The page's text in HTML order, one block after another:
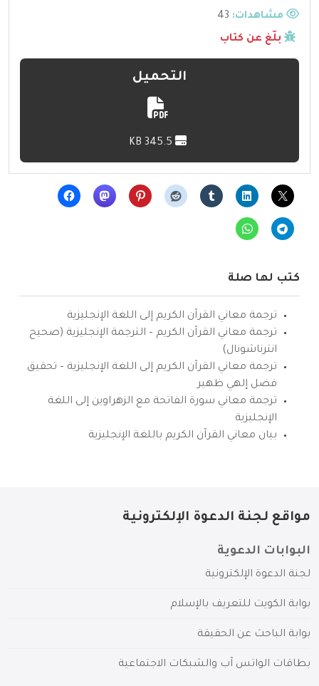
مشاهدات:
بلّغ عن كتاب
التحميل
كتب لها صلة
ترجمة معاني القرآن الكريم إلى اللغة الإنجليزية
ترجمة معاني القرآن الكريم – الترجمة الإنجليزية (صحيح
انترناشونال)
ترجمة معاني القرآن الكريم إلى اللغة الإنجليزية – تحقيق
فضل إلهي ظهير
ترجمة معاني سورة الفاتحة مع الزهراوين إلى اللغة
الإنجليزية
بيان معاني القرآن الكريم باللغة الإنجليزية
مواقع لجنة الدعوة الإلكترونية
البوابات الدعوية
لجنة الدعوة الإلكترونية
بوابة الكويت للتعريف بالإسلام
بوابة الباحث عن الحقيقة
بطاقات الواتس آب والشبكات الاجتماعية